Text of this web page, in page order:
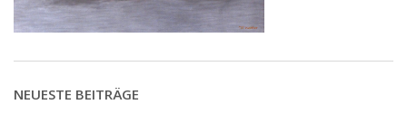
NEUESTE BEITRÄGE